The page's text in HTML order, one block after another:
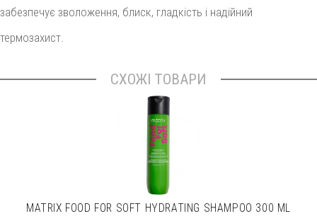
забезпечує зволоження, блиск, гладкість і надійний
термозахист.
СХОЖІ ТОВАРИ
MATRIX FOOD FOR SOFT HYDRATING SHAMPOO 300 ML